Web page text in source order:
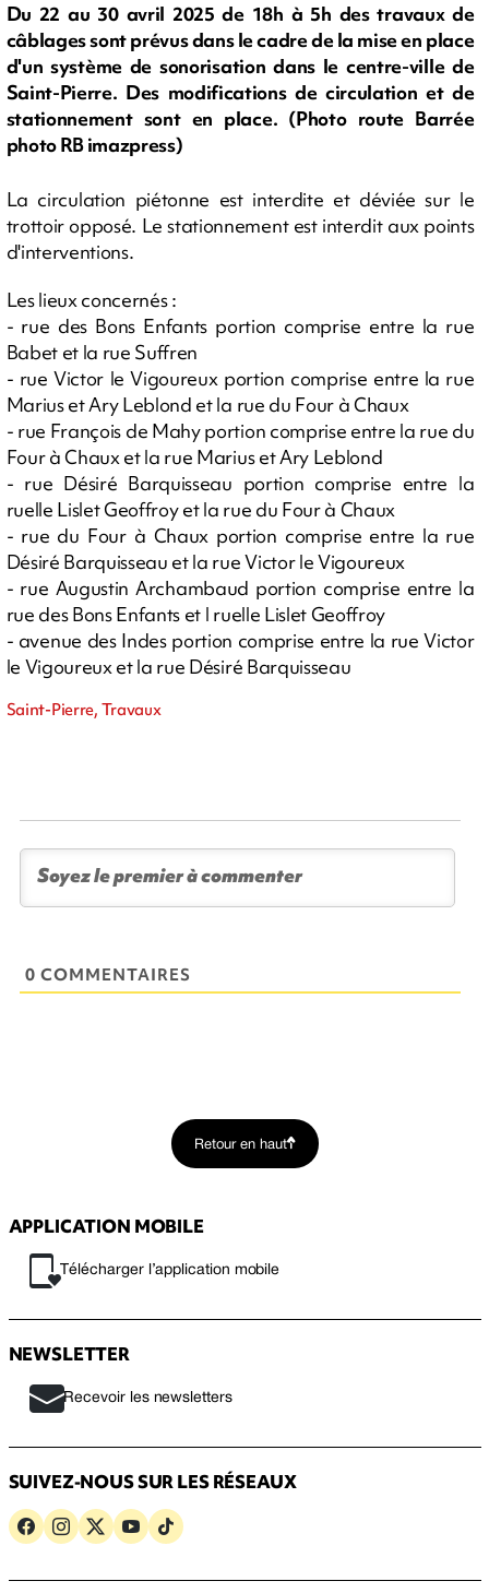
Du 22 au 30 avril 2025 de 18h à 5h des travaux de
câblages sont prévus dans le cadre de la mise en place
d'un système de sonorisation dans le centre-ville de
Saint-Pierre. Des modifications de circulation et de
stationnement sont en place. (Photo route Barrée
photo RB imazpress)
La circulation piétonne est interdite et déviée sur le
trottoir opposé. Le stationnement est interdit aux points
d'interventions.
Les lieux concernés :
- rue des Bons Enfants portion comprise entre la rue
Babet et la rue Suffren
- rue Victor le Vigoureux portion comprise entre la rue
Marius et Ary Leblond et la rue du Four à Chaux
- rue François de Mahy portion comprise entre la rue du
Four à Chaux et la rue Marius et Ary Leblond
- rue Désiré Barquisseau portion comprise entre la
ruelle Lislet Geoffroy et la rue du Four à Chaux
- rue du Four à Chaux portion comprise entre la rue
Désiré Barquisseau et la rue Victor le Vigoureux
- rue Augustin Archambaud portion comprise entre la
rue des Bons Enfants et l ruelle Lislet Geoffroy
- avenue des Indes portion comprise entre la rue Victor
le Vigoureux et la rue Désiré Barquisseau
Saint-Pierre, Travaux
0 COMMENTAIRES
Retour en haut
APPLICATION MOBILE
Télécharger l’application mobile
NEWSLETTER
Recevoir les newsletters
SUIVEZ-NOUS SUR LES RÉSEAUX